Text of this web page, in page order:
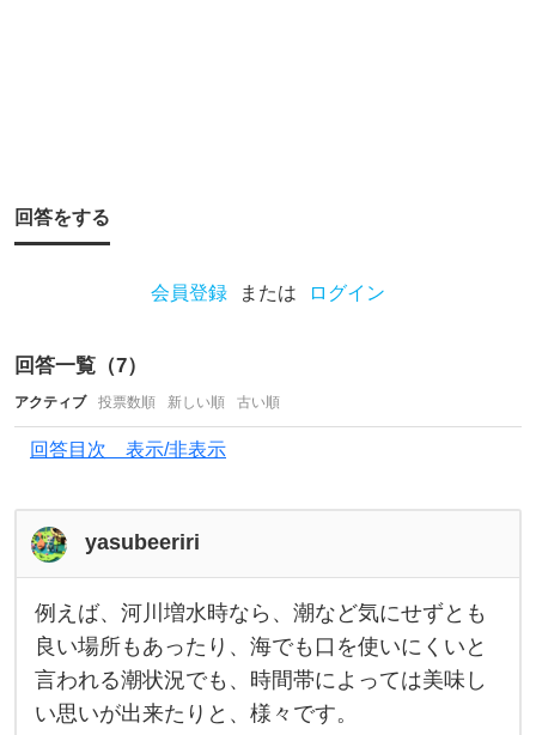
り
に
合
っ
た
時
夜
中
に
海
ま
で
回答をする
会員登録 または ログイン
回答一覧（7）
アクティブ 投票数順 新しい順 古い順
回答目次 表示/非表示
yasubeeriri
例
え
ば
、
川
例えば、河川増水時なら、潮など気にせずとも
良い場所もあったり、海でも口を使いにくいと
言われる潮状況でも、時間帯によっては美味し
い思いが出来たりと、様々です。